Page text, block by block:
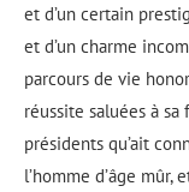
et d’un certain
et d’un charme
parcours de vie
réussite saluées à
présidents qu’ait
l’homme d’âge